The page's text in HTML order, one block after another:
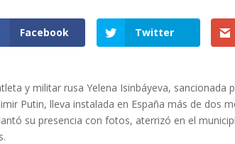
Facebook Twitter
y militar rusa Yelena Isinbáyeva,
Putin, lleva instalada en España más de dos
su presencia con fotos, aterrizó en el